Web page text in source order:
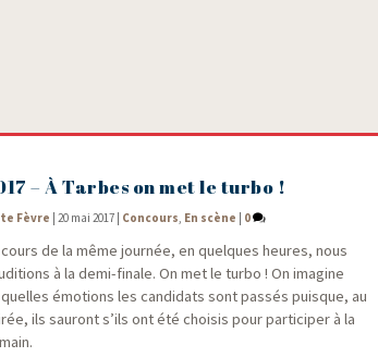
– À Tarbes on met le turbo !
Fèvre |20 mai 2017 Concours, En scène 0
cours de la même jour­née, en quelques heures, nous
à la demi-finale. On met le tur­bo ! On ima­gine
émo­tions les can­di­dats sont pas­sés puisque, au
ils sau­ront s’ils ont été choi­sis pour par­ti­ci­per à la